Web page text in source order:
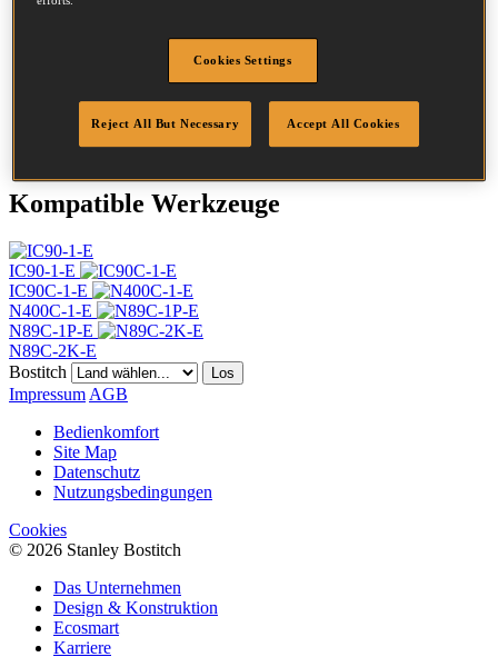
Kopf
90 mm
Blank
Menge/Karton
DOP-EU_31_RPB
Kompatible Werkzeuge
IC90-1-E
IC90C-1-E
N400C-1-E
N89C-1P-E
N89C-2K-E
Bostitch
Los
Impressum AGB
Bedienkomfort
Site Map
Datenschutz
Nutzungsbedingungen
Cookies
© 2026 Stanley Bostitch
Das Unternehmen
Design & Konstruktion
Ecosmart
Karriere
Cookies Settings
Reject All But Necessary Accept All Cookies